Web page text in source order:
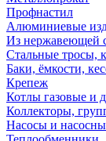
Профнастил
Алюминиевые
Из нержавеющей
Стальные тросы,
Баки, ёмкости,
Крепеж
Котлы газовые и
Коллекторы,
Насосы и